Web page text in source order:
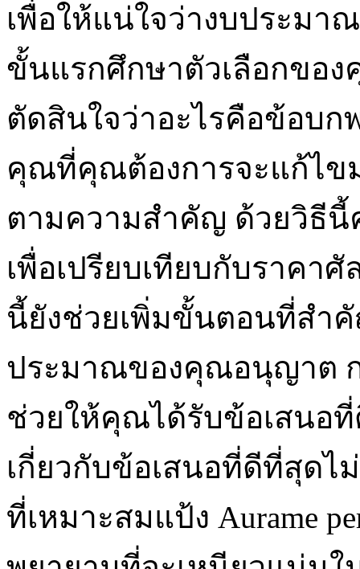
เพื่อให้แน่ใจว่างบประม
ขั้นแรกศึกษาตัวเลือกของคุ
ตัดสินใจว่าอะไรคือข้อบก
คุณที่คุณต้องการจะแก้ไข
ตามความสำคัญ ด้วยวิธี
เพื่อเปรียบเทียบกับราคา
นี้ยังช่วยเพิ่มขั้นตอนที่สำ
ประมาณของคุณอนุญาต
ช่วยให้คุณได้รับข้อเสนอ
เกี่ยวกับข้อเสนอที่ดีที่สุด
ที่เหมาะสมแป้ง Aurame